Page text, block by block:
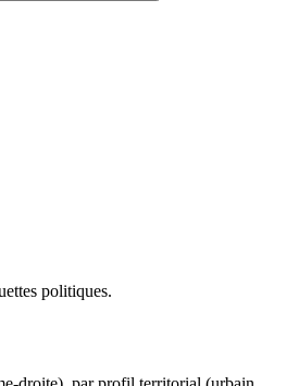
politiques.